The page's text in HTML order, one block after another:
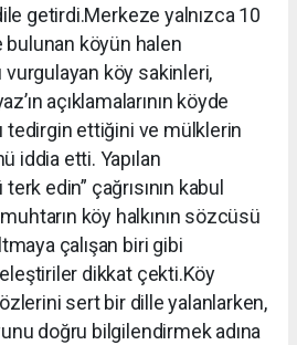
getirdi.Merkeze yalnızca 10
köyün halen
köy sakinleri,
açıklamalarının köyde
tedirgin ettiğini ve mülklerin
iddia etti. Yapılan
edin” çağrısının kabul
köy halkının sözcüsü
çalışan biri gibi
eleştiriler dikkat çekti.Köy
sert bir dille yalanlarken,
doğru bilgilendirmek adına